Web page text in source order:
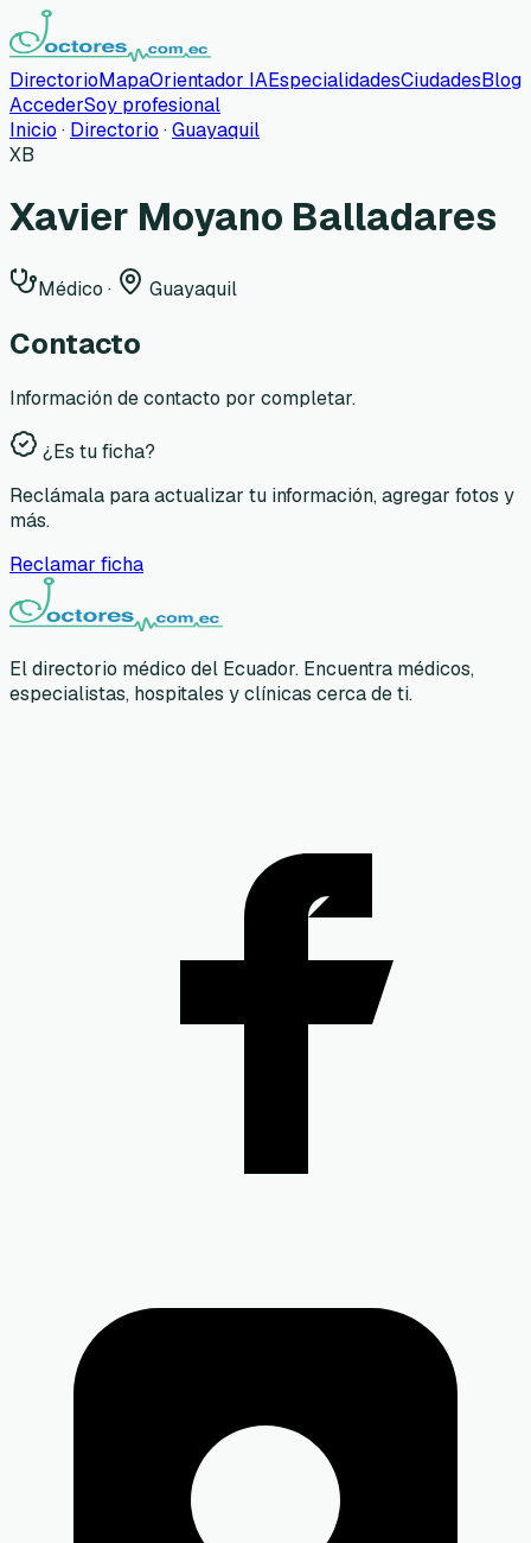
DirectorioMapaOrientador IAEspecialidadesCiudadesBlog
AccederSoy profesional
Inicio · Directorio ·Guayaquil
XB
Xavier Moyano Balladares
Médico · Guayaquil
Contacto
Información de contacto por completar.
¿Es tu ficha?
Reclámala para actualizar tu información, agregar fotos y
más.
Reclamar ficha
El directorio médico del Ecuador. Encuentra médicos,
especialistas, hospitales y clínicas cerca de ti.